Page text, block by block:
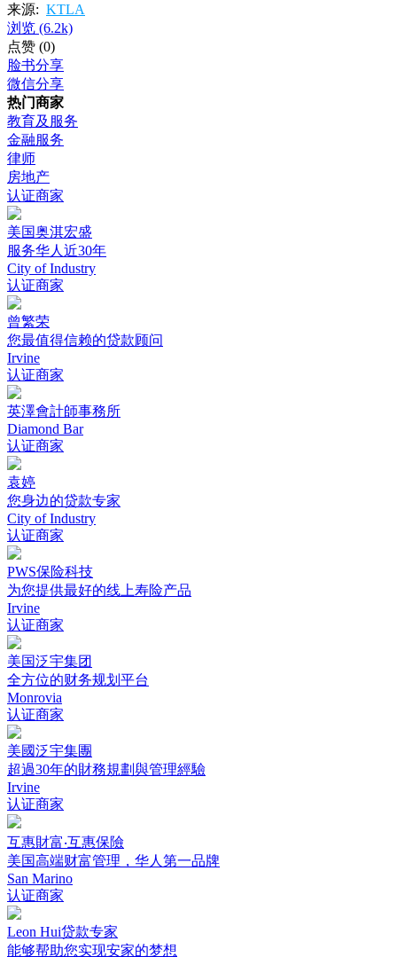
来源: KTLA
浏览 (6.2k)
点赞 (0)
脸书分享
微信分享
热门商家
教育及服务
金融服务
律师
房地产
认证商家
美国奥淇宏盛
服务华人近30年
City of Industry
认证商家
曾繁荣
您最值得信赖的贷款顾问
Irvine
认证商家
英澤會計師事務所
Diamond Bar
认证商家
袁婷
您身边的贷款专家
City of Industry
认证商家
PWS保险科技
为您提供最好的线上寿险产品
Irvine
认证商家
美国泛宇集团
全方位的财务规划平台
Monrovia
认证商家
美國泛宇集團
超過30年的財務規劃與管理經驗
Irvine
认证商家
互惠財富‧互惠保險
美国高端财富管理，华人第一品牌
San Marino
认证商家
Leon Hui贷款专家
能够帮助您实现安家的梦想